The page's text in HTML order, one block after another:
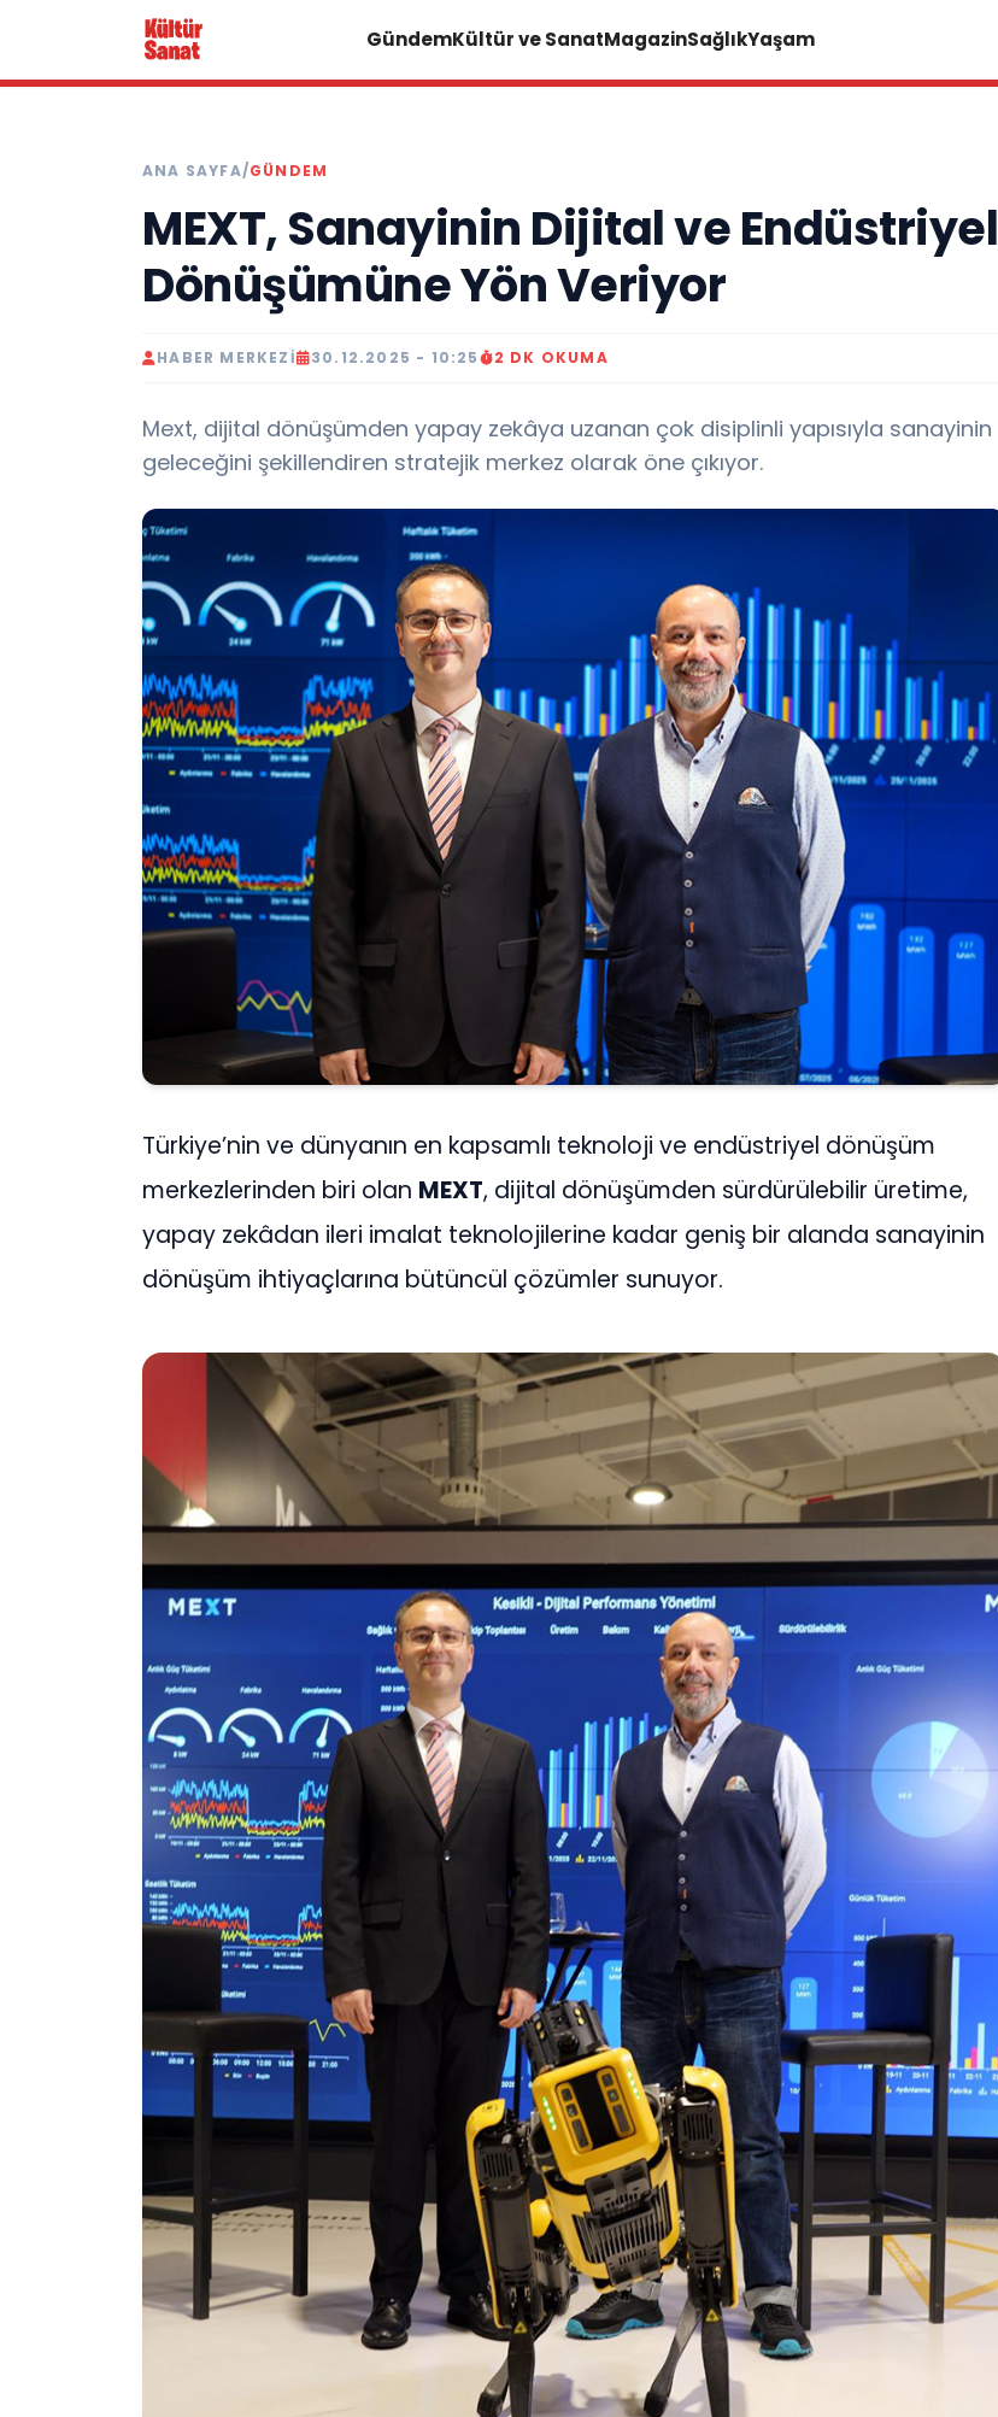
GündemKültür ve SanatMagazinSağlıkYaşam
ANA SAYFA/GÜNDEM
MEXT, Sanayinin Dijital ve Endüstriyel
Dönüşümüne Yön Veriyor
HABER MERKEZI 30.12.2025 - 10:25 2 DK OKUMA
Mext, dijital dönüşümden yapay zekâya uzanan çok disiplinli yapısıyla sanayinin
geleceğini şekillendiren stratejik merkez olarak öne çıkıyor.
Türkiye’nin ve dünyanın en kapsamlı teknoloji ve endüstriyel dönüşüm
merkezlerinden biri olan MEXT, dijital dönüşümden sürdürülebilir üretime,
yapay zekâdan ileri imalat teknolojilerine kadar geniş bir alanda sanayinin
dönüşüm ihtiyaçlarına bütüncül çözümler sunuyor.